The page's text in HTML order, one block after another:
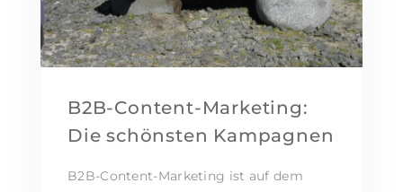
B2B-Content-Marketing:
Die schönsten Kampagnen
B2B-Content-Marketing ist auf dem